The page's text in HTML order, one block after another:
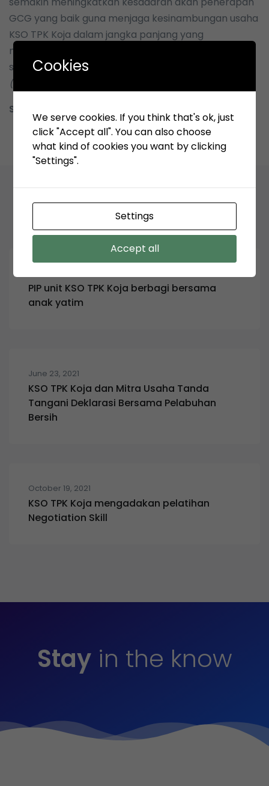
GCG yang baik guna menjaga kesinambungan usaha
KSO TPK Koja dalam jangka panjang yang
mengutamakan kepentingan para pemegang
saham(shareholders)
(stakeholders)
Sekper-TPK Koja
Related Articles
PIP unit KSO TPK Koja berbagi bersama
anak yatim
June 23, 2021
KSO TPK Koja dan Mitra Usaha Tanda
Tangani Deklarasi Bersama Pelabuhan
Bersih
October 19, 2021
KSO TPK Koja mengadakan pelatihan
Negotiation Skill
Stayin the know
Cookies
We serve cookies. If you think that's ok, just
click "Accept all". You can also choose
what kind of cookies you want by clicking
"Settings".
Settings
Accept all